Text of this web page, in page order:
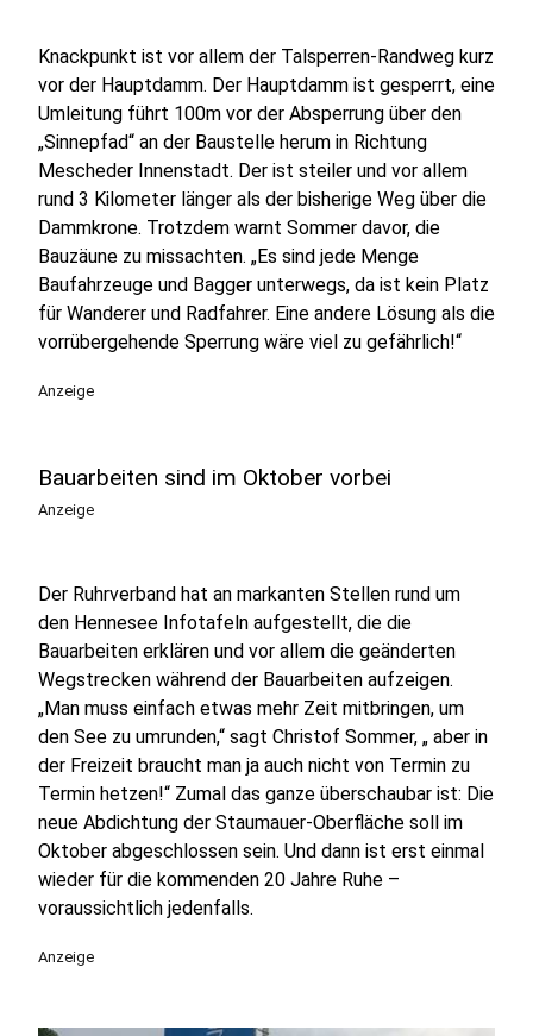
Knackpunkt ist vor allem der Talsperren-Randweg kurz
vor der Hauptdamm. Der Hauptdamm ist gesperrt, eine
Umleitung führt 100m vor der Absperrung über den
„Sinnepfad“ an der Baustelle herum in Richtung
Mescheder Innenstadt. Der ist steiler und vor allem
rund 3 Kilometer länger als der bisherige Weg über die
Dammkrone. Trotzdem warnt Sommer davor, die
Bauzäune zu missachten. „Es sind jede Menge
Baufahrzeuge und Bagger unterwegs, da ist kein Platz
für Wanderer und Radfahrer. Eine andere Lösung als die
vorrübergehende Sperrung wäre viel zu gefährlich!“
Anzeige
Bauarbeiten sind im Oktober vorbei
Anzeige
Der Ruhrverband hat an markanten Stellen rund um
den Hennesee Infotafeln aufgestellt, die die
Bauarbeiten erklären und vor allem die geänderten
Wegstrecken während der Bauarbeiten aufzeigen.
„Man muss einfach etwas mehr Zeit mitbringen, um
den See zu umrunden,“ sagt Christof Sommer, „ aber in
der Freizeit braucht man ja auch nicht von Termin zu
Termin hetzen!“ Zumal das ganze überschaubar ist: Die
neue Abdichtung der Staumauer-Oberfläche soll im
Oktober abgeschlossen sein. Und dann ist erst einmal
wieder für die kommenden 20 Jahre Ruhe –
voraussichtlich jedenfalls.
Anzeige